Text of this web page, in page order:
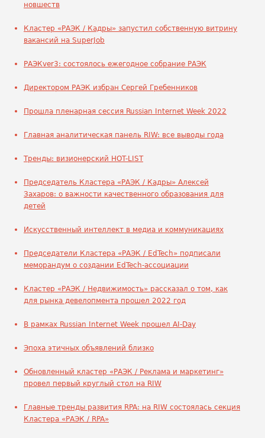
новшеств
Кластер «РАЭК / Кадры» запустил собственную витрину
вакансий на SuperJob
РАЭКver3: состоялось ежегодное собрание РАЭК
Директором РАЭК избран Сергей Гребенников
Прошла пленарная сессия Russian Internet Week 2022
Главная аналитическая панель RIW: все выводы года
Тренды: визионерский HOT-LIST
Председатель Кластера «РАЭК / Кадры» Алексей
Захаров: о важности качественного образования для
детей
Искусственный интеллект в медиа и коммуникациях
Председатели Кластера «РАЭК / EdTech» подписали
меморандум о создании EdTech-ассоциации
Кластер «РАЭК / Недвижимость» рассказал о том, как
для рынка девелопмента прошел 2022 год
В рамках Russian Internet Week прошел AI-Day
Эпоха этичных объявлений близко
Обновленный кластер «РАЭК / Реклама и маркетинг»
провел первый круглый стол на RIW
Главные тренды развития RPA: на RIW состоялась секция
Кластера «РАЭК / RPA»